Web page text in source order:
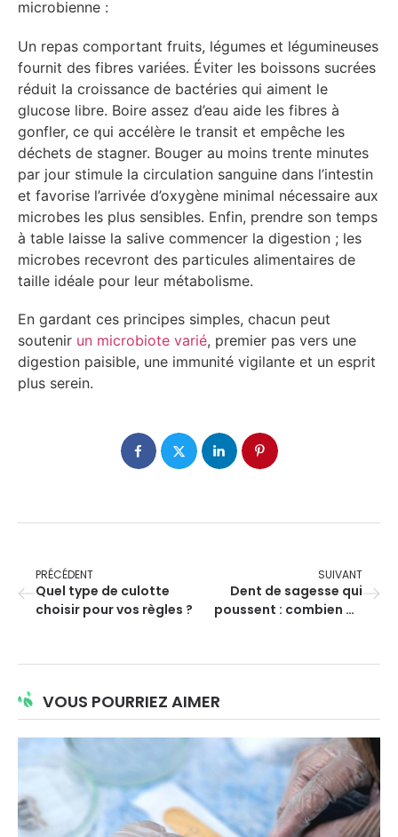
microbienne :
Un repas comportant fruits, légumes et légumineuses
fournit des fibres variées. Éviter les boissons sucrées
réduit la croissance de bactéries qui aiment le
glucose libre. Boire assez d’eau aide les fibres à
gonfler, ce qui accélère le transit et empêche les
déchets de stagner. Bouger au moins trente minutes
par jour stimule la circulation sanguine dans l’intestin
et favorise l’arrivée d’oxygène minimal nécessaire aux
microbes les plus sensibles. Enfin, prendre son temps
à table laisse la salive commencer la digestion ; les
microbes recevront des particules alimentaires de
taille idéale pour leur métabolisme.
En gardant ces principes simples, chacun peut
soutenir un microbiote varié, premier pas vers une
digestion paisible, une immunité vigilante et un esprit
plus serein.
PRÉCÉDENT
Quel type de culotte
choisir pour vos règles ?
SUIVANT
Dent de sagesse qui
poussent : combien de
VOUS POURRIEZ AIMER